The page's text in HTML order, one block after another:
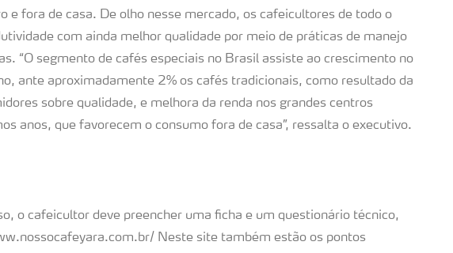
e fora de casa. De olho nesse mercado, os cafeicultores de todo o
com ainda melhor qualidade por meio de práticas de manejo
“O segmento de cafés especiais no Brasil assiste ao crescimento no
ante aproximadamente 2% os cafés tradicionais, como resultado da
sobre qualidade, e melhora da renda nos grandes centros
anos, que favorecem o consumo fora de casa”, ressalta o executivo.
o cafeicultor deve preencher uma ficha e um questionário técnico,
Neste site também estão os pontos